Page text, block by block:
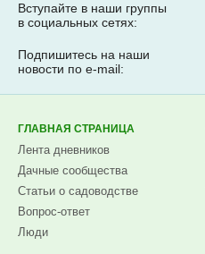
Вступайте в наши группы
в социальных сетях:
Подпишитесь на наши
новости по e-mail:
ГЛАВНАЯ СТРАНИЦА
Лента дневников
Дачные сообщества
Статьи о садоводстве
Вопрос-ответ
Люди